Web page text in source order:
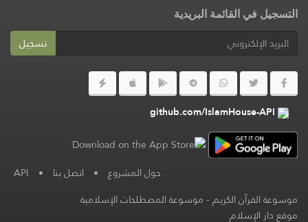
التسجيل في القائمة البريدية
تسجيل
github.com/IslamHouse-API
حول المشروع • اتصل بنا •
API
موسوعة القرآن الكريم-موسوعة المصطلحات الإسلامية
موقع دار الإسلام